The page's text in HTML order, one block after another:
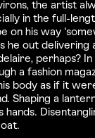
the artist
in the full-
on his way
he out delivering
perhaps?
a fashion
body as if it
Shaping a
hands.